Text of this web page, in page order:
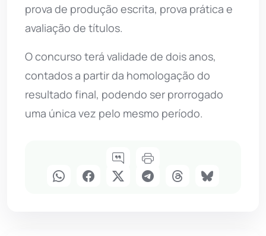
prova de produção escrita, prova prática e
avaliação de títulos.
O concurso terá validade de dois anos,
contados a partir da homologação do
resultado final, podendo ser prorrogado
uma única vez pelo mesmo período.